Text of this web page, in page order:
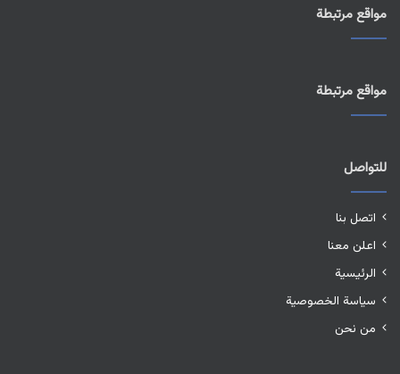
مواقع مرتبطة
مواقع مرتبطة
للتواصل
اتصل بنا
اعلن معنا
الرئيسية
سياسة الخصوصية
من نحن